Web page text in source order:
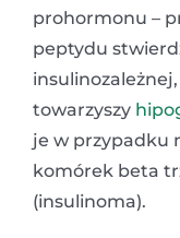
prohormonu –
peptydu
towarzyszy
je w przypadku
komórek beta
(insulinoma).